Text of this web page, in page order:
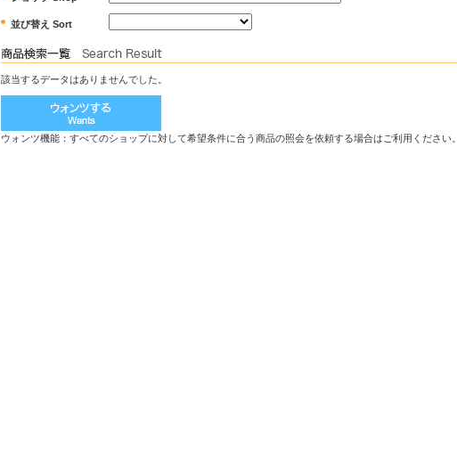
並び替え Sort
該当するデータはありませんでした。
ウォンツ機能：すべてのショップに対して希望条件に合う商品の照会を依頼する場合はご利用ください。